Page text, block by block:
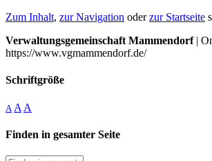
Zum Inhalt, zur Navigation oderzur Startseite
Verwaltungsgemeinschaft Mammendorf|
https://www.vgmammendorf.de/
Schriftgröße
A A A
Finden in gesamter Seite